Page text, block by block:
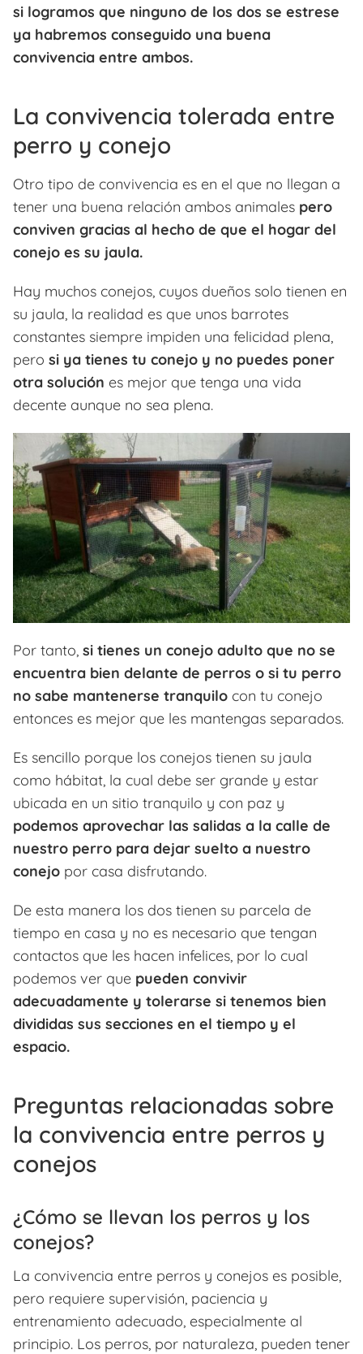
si logramos que ninguno de los dos se estrese
ya habremos conseguido una buena
convivencia entre ambos.
La convivencia tolerada entre
perro y conejo
Otro tipo de convivencia es en el que no llegan a
tener una buena relación ambos animales pero
conviven gracias al hecho de que el hogar del
conejo es su jaula.
Hay muchos conejos, cuyos dueños solo tienen en
su jaula, la realidad es que unos barrotes
constantes siempre impiden una felicidad plena,
pero si ya tienes tu conejo y no puedes poner
otra solución es mejor que tenga una vida
decente aunque no sea plena.
Por tanto, si tienes un conejo adulto que no se
encuentra bien delante de perros o si tu perro
no sabe mantenerse tranquilo con tu conejo
entonces es mejor que les mantengas separados.
Es sencillo porque los conejos tienen su jaula
como hábitat, la cual debe ser grande y estar
ubicada en un sitio tranquilo y con paz y
podemos aprovechar las salidas a la calle de
nuestro perro para dejar suelto a nuestro
conejo por casa disfrutando.
De esta manera los dos tienen su parcela de
tiempo en casa y no es necesario que tengan
contactos que les hacen infelices, por lo cual
podemos ver que pueden convivir
adecuadamente y tolerarse si tenemos bien
divididas sus secciones en el tiempo y el
espacio.
Preguntas relacionadas sobre
la convivencia entre perros y
conejos
¿Cómo se llevan los perros y los
conejos?
La convivencia entre perros y conejos es posible,
pero requiere supervisión, paciencia y
entrenamiento adecuado, especialmente al
principio. Los perros, por naturaleza, pueden tener